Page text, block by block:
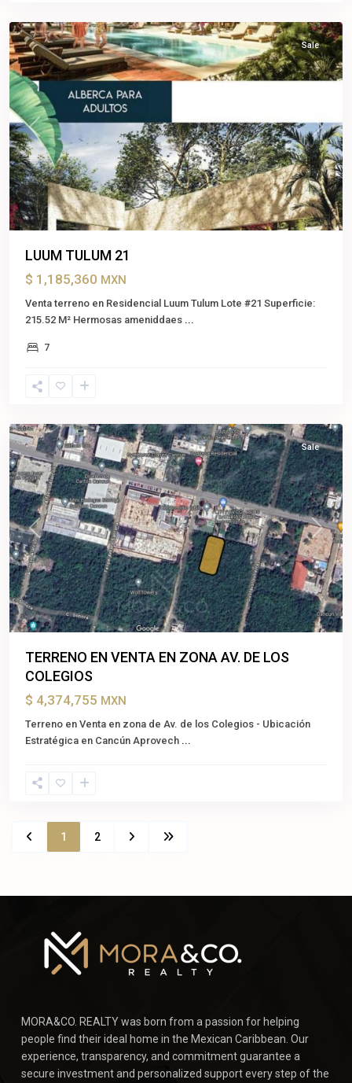
Previous Next
Sale
LUUM TULUM 21
$ 1,185,360 MXN
Venta terreno en Residencial Luum Tulum Lote #21 Superficie:
215.52 M² Hermosas ameniddaes ...
7
Benito
Previous Next
Sale
TERRENO EN VENTA EN ZONA AV. DE LOS
COLEGIOS
$ 4,374,755 MXN
Terreno en Venta en zona de Av. de los Colegios - Ubicación
Estratégica en Cancún Aprovech ...
1 2
MORA&CO. REALTY was born from a passion for helping
people find their ideal home in the Mexican Caribbean. Our
experience, transparency, and commitment guarantee a
secure investment and personalized support every step of the